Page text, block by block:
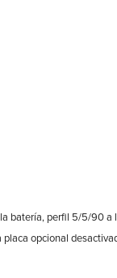
batería, perfil 5/5/90 a
opcional